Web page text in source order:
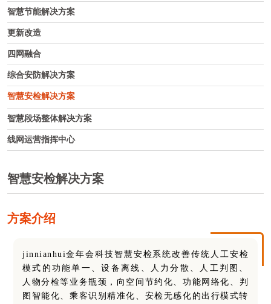
智慧节能解决方案
更新改造
四网融合
综合安防解决方案
智慧安检解决方案
智慧段场整体解决方案
线网运营指挥中心
智慧安检解决方案
方案介绍
jinnianhui金年会科技智慧安检系统改善传统人工安检
模式的功能单一、设备离线、人力分散、人工判图、
人物分检等业务瓶颈，向空 间节约化、功能网络化、判
图智能化、乘客识别精准化、安检无感化的出行模式转